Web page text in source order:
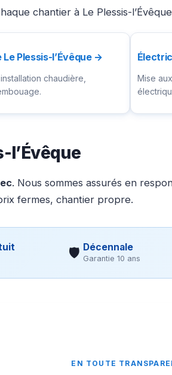
chantier à Le Plessis-
Plessis-l’Évêque →
chaudière,
Mise
l’Évêque
. Nous sommes assurés en
fermes, chantier propre.
🛡 Décennale
Garantie 10 ans
EN TOUTE